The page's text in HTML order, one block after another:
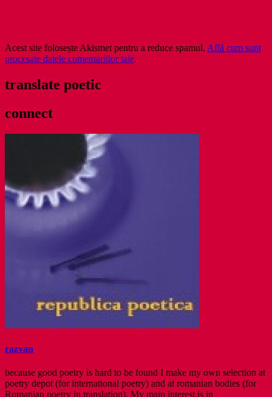
Acest site folosește Akismet pentru a reduce spamul. Află cum sunt
procesate datele comentariilor tale.
translate poetic
connect
razvan
because good poetry is hard to be found I make my own selection at
poetry depot (for international poetry) and at romanian bodies (for
Romanian poetry in translation). My main interest is in